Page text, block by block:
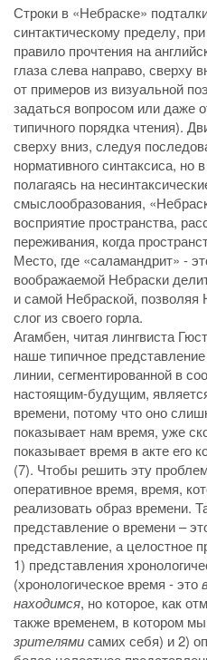
Строки в «Небраске»
синтактическому пределу,
правило прочтения на
глаза слева направо, сверху
от примеров из визуальной
задаться вопросом или даже
типичного порядка чтения).
сверху вниз, следуя
нормативного синтаксиса,
полагаясь на
смыслообразования,
восприятие пространства,
переживания, когда
Место, где «саламандрит»­­ ­-
воображаемой Небраски
и самой Небраской,
слог из своего горла.
Агамбен, читая лингвиста
наше типичное
линии, сегментированной в
настоящим-будущим,
времени, потому что оно
показывает нам время, уже
показывает время в акте его
(7). Чтобы решить эту
оперативное время, время,
реализовать образ времени.
представление о времени –
представление, а целостное
1) представления
(хронологическое время - это
находимся, но которое, как
также временем, в котором
зрителямисамих себя) и 2)